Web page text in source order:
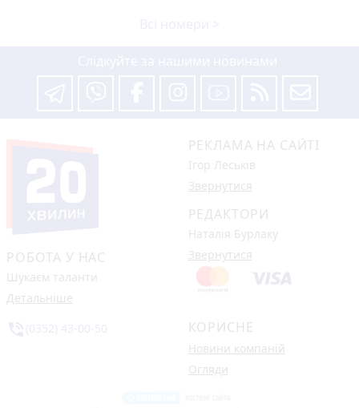
РОБОТА У НАС
Шукаєм таланти
Детальніше
РЕКЛАМА НА САЙТІ
Ігор Леськів
Звернутися
РЕДАКТОРИ
Наталія Бурлаку
Звернутися
КОРИСНЕ
Новини компаній
Огляди